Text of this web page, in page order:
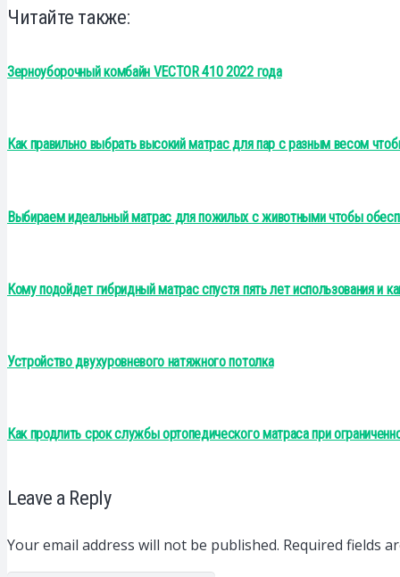
Читайте также:
Зерноуборочный комбайн VECTOR 410 2022 года
Как правильно выбрать высокий матрас для пар с разным весом
Выбираем идеальный матрас для пожилых с животными чтобы
Кому подойдет гибридный матрас спустя пять лет использования и
Устройство двухуровневого натяжного потолка
Как продлить срок службы ортопедического матраса при
Leave a Reply
Your email address will not be published. Required fields